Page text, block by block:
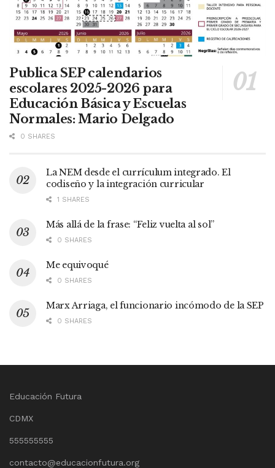
Publica SEP calendarios
escolares 2025-2026 para
Educación Básica y Escuelas
Normales: Mario Delgado
0 SHARES
La NEM desde el currículum integrado. El
codiseño y la integración curricular
1 SHARES
Más allá de la frase: “Feliz vuelta al sol”
0 SHARES
Me equivoqué
0 SHARES
Marx Arriaga, el funcionario incómodo de la SEP
0 SHARES
Educación Futura
CDMX
555555555
contacto@educacionfutura.org